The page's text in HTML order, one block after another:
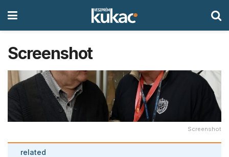
Screenshot
Screenshot
related